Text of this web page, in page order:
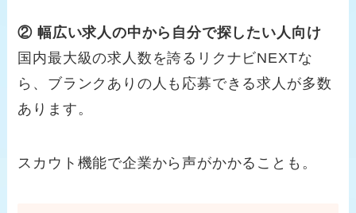
② 幅広い求人の中から自分で探したい人向け
国内最大級の求人数を誇るリクナビNEXTな
ら、ブランクありの人も応募できる求人が多数
あります。
スカウト機能で企業から声がかかることも。